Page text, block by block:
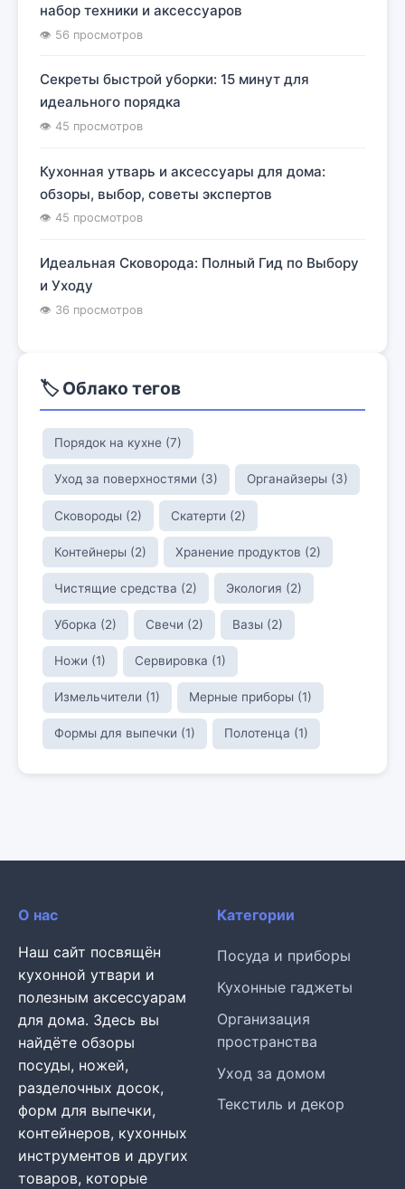
набор техники и аксессуаров
👁 56 просмотров
Секреты быстрой уборки: 15 минут для
идеального порядка
👁 45 просмотров
Кухонная утварь и аксессуары для дома:
обзоры, выбор, советы экспертов
👁 45 просмотров
Идеальная Сковорода: Полный Гид по Выбору
и Уходу
👁 36 просмотров
🏷️ Облако тегов
Порядок на кухне (7)
Уход за поверхностями (3) Органайзеры (3)
Сковороды (2) Скатерти (2)
Контейнеры (2) Хранение продуктов (2)
Чистящие средства (2) Экология (2)
Уборка (2) Свечи (2) Вазы (2)
Ножи (1) Сервировка (1)
Измельчители (1) Мерные приборы (1)
Формы для выпечки (1) Полотенца (1)
О нас
Наш сайт посвящён
кухонной утвари и
полезным аксессуарам
для дома. Здесь вы
найдёте обзоры
посуды, ножей,
разделочных досок,
форм для выпечки,
контейнеров, кухонных
инструментов и других
товаров, которые
Категории
Посуда и приборы
Кухонные гаджеты
Организация
пространства
Уход за домом
Текстиль и декор